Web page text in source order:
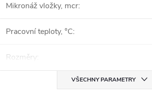
Mikronáž vložky, mcr:
Pracovní teploty, °C:
Rozměry:
VŠECHNY PARAMETRY